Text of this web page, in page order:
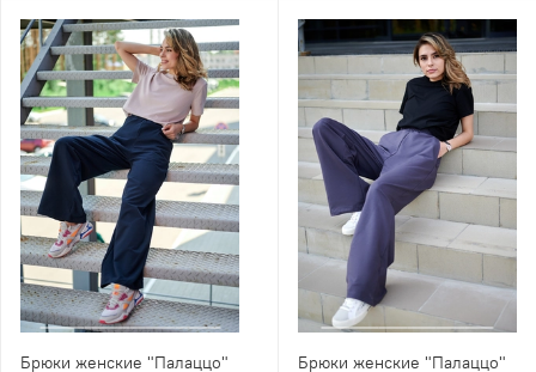
Брюки женские "Палаццо"
Брюки женские "Палаццо"